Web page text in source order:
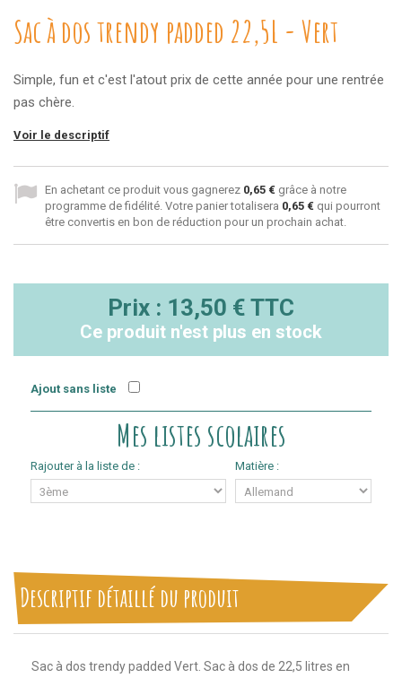
Sac à dos trendy padded 22,5L - Vert
Simple, fun et c'est l'atout prix de cette année pour une rentrée
pas chère.
Voir le descriptif
En achetant ce produit vous gagnerez 0,65 € grâce à notre
programme de fidélité. Votre panier totalisera 0,65 € qui pourront
être convertis en bon de réduction pour un prochain achat.
Prix : 13,50 € TTC
Ce produit n'est plus en stock
Ajout sans liste
Mes listes scolaires
Rajouter à la liste de : Matière :
Descriptif détaillé du produit
Sac à dos trendy padded Vert. Sac à dos de 22,5 litres en